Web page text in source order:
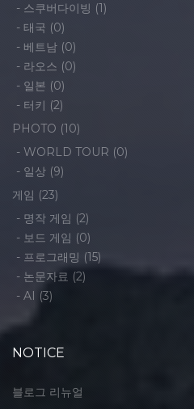
- 스쿠버다이빙 (1)
- 태국 (0)
- 베트남 (0)
- 라오스 (0)
- 일본 (0)
- 터키 (2)
PHOTO (10)
- WORLD TOUR (0)
- 일상 (9)
게임 (23)
- 명작 게임 (2)
- 보드 게임 (0)
- 프로그래밍 (15)
- 논문자료 (2)
- AI (3)
NOTICE
블로그 리뉴얼